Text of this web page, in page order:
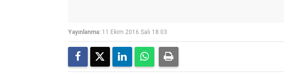
Yayınlanma: 11 Ekim 2016 Salı 18:03